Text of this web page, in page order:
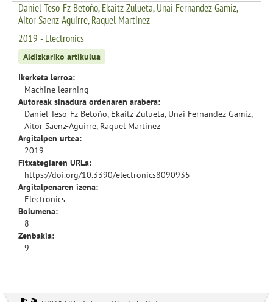
Daniel Teso-Fz-Betoño, Ekaitz Zulueta, Unai Fernandez-Gamiz,
Aitor Saenz-Aguirre, Raquel Martinez
2019 - Electronics
Aldizkariko artikulua
Ikerketa lerroa:
Machine learning
Autoreak sinadura ordenaren arabera:
Daniel Teso-Fz-Betoño, Ekaitz Zulueta, Unai Fernandez-Gamiz,
Aitor Saenz-Aguirre, Raquel Martinez
Argitalpen urtea:
2019
Fitxategiaren URLa:
https://doi.org/10.3390/electronics8090935
Argitalpenaren izena:
Electronics
Bolumena:
8
Zenbakia:
9